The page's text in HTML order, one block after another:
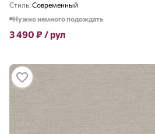
Стиль: Современный
Нужно немного подождать
3 490 ₽ / рул